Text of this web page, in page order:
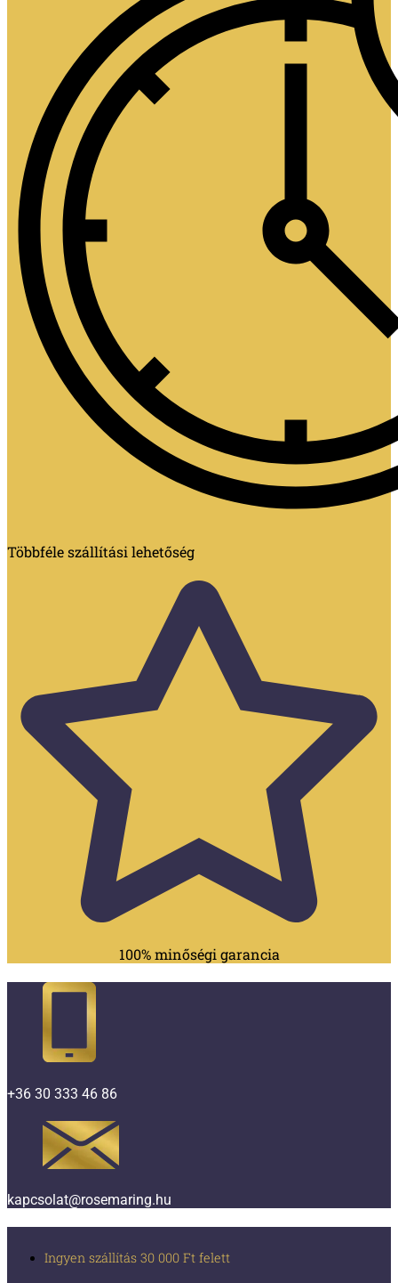
Többféle szállítási lehetőség
100% minőségi garancia
+36 30 333 46 86
kapcsolat@rosemaring.hu
Ingyen szállítás 30 000 Ft felett